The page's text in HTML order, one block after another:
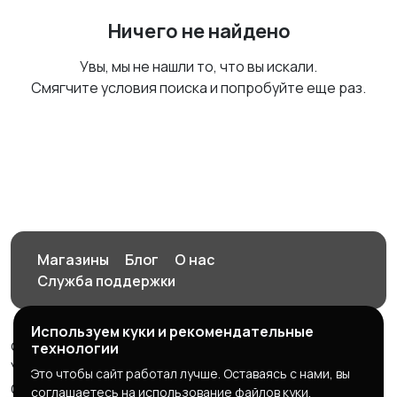
Ничего не найдено
Увы, мы не нашли то, что вы искали.
Смягчите условия поиска и попробуйте еще раз.
Магазины Блог
О нас
Служба поддержки
© 2026 Орен-АЙ - Авто | Недвижимость | Работа |
Услуги
Создал Карусов Е.С ООО "ЦПК" ИНН 5609203278 ОГРН
Используем куки и рекомендательные
технологии
Это чтобы сайт работал лучше. Оставаясь с нами, вы
соглашаетесь на использование файлов куки.